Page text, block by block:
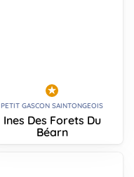
PETIT GASCON SAINTONGEOIS
Ines Des Forets Du
Béarn